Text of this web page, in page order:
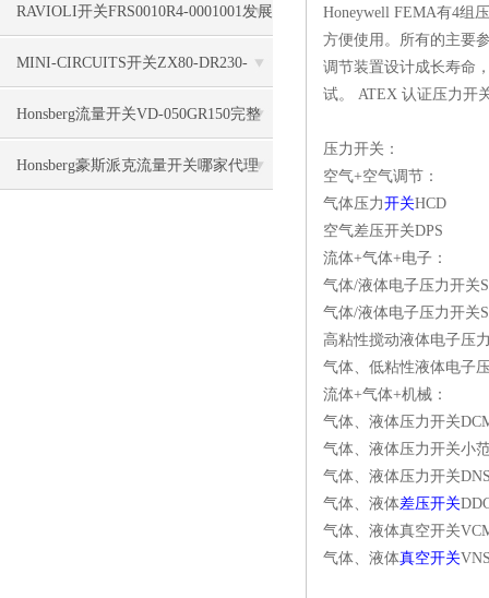
250VAC110HP简单实用
RAVIOLI开关FRS0010R4-0001001发展
和更新
MINI-CIRCUITS开关ZX80-DR230-
S+技术系列
Honsberg流量开关VD-050GR150完整
参数说明
Honsberg豪斯派克流量开关哪家代理
Honeywell FEMA有4组
方便使用。所有的主要
调节装置设计成长寿命
试。 ATEX 认证压力开
压力开关：
空气+空气调节：
气体压力开关HCD
空气差压开关DPS
流体+气体+电子：
气体/液体电子压力开关
气体/液体电子压力开关
高粘性搅动液体电子压
气体、低粘性液体电子
流体+气体+机械：
气体、液体压力开关
气体、液体压力开关小
气体、液体压力开关
气体、液体差压开关
气体、液体真空开关
气体、液体真空开关